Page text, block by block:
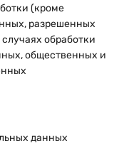
(кроме
разрешенных
обработки
общественных и
данных